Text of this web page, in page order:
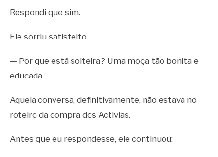
Respondi que sim.
Ele sorriu satisfeito.
— Por que está solteira? Uma moça tão bonita e
educada.
Aquela conversa, definitivamente, não estava no
roteiro da compra dos Activias.
Antes que eu respondesse, ele continuou: